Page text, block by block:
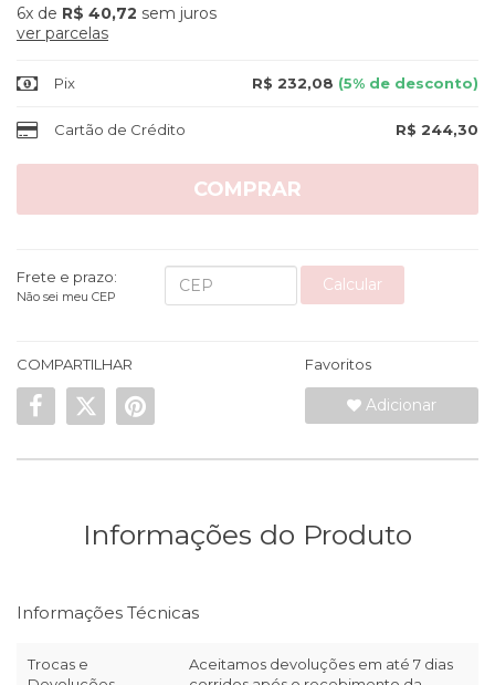
6x de R$ 40,72 sem juros
ver parcelas
Pix R$ 232,08 (5% de desconto)
Cartão de Crédito R$ 244,30
COMPRAR
Frete e prazo:
Não sei meu CEP
Calcular
COMPARTILHAR Favoritos
Adicionar
Informações do Produto
Informações Técnicas
Trocas e
Aceitamos devoluções em até 7 dias